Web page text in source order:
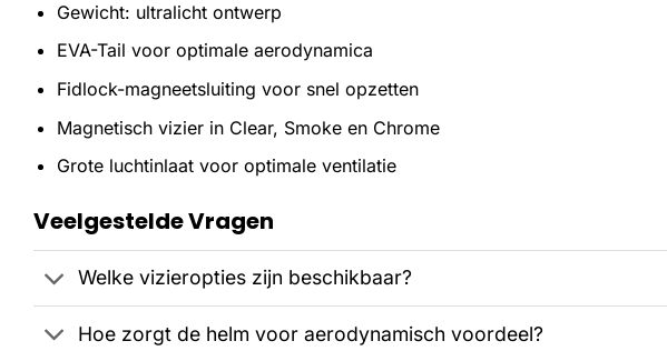
Gewicht: ultralicht ontwerp
EVA-Tail voor optimale aerodynamica
Fidlock-magneetsluiting voor snel opzetten
Magnetisch vizier in Clear, Smoke en Chrome
Grote luchtinlaat voor optimale ventilatie
Veelgestelde Vragen
Welke vizieropties zijn beschikbaar?
Hoe zorgt de helm voor aerodynamisch voordeel?